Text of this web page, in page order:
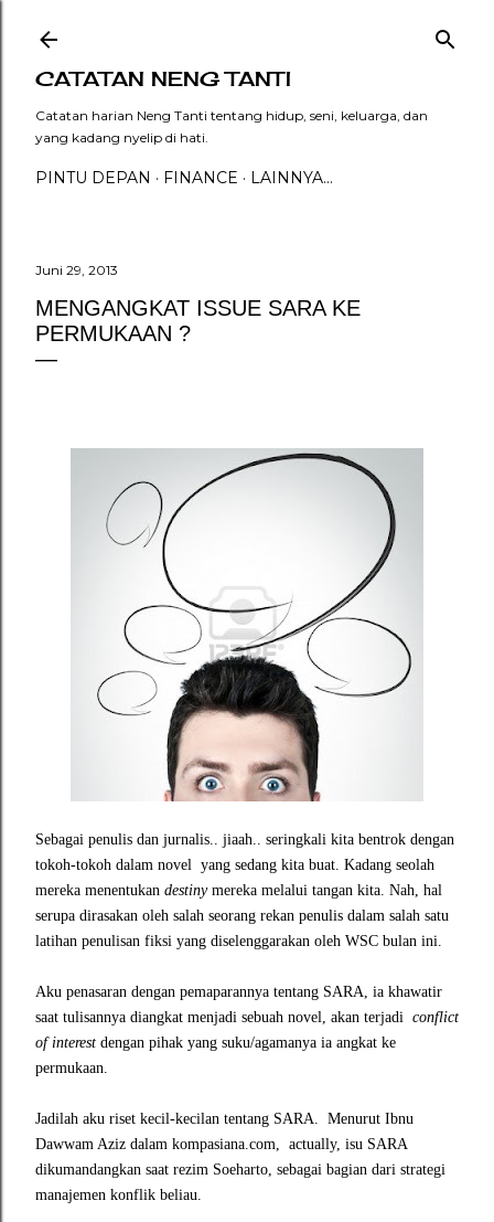
CATATAN NENG TANTI
Catatan harian Neng Tanti tentang hidup, seni, keluarga, dan
yang kadang nyelip di hati.
PINTU DEPAN FINANCE LAINNYA…
Juni 29, 2013
MENGANGKAT ISSUE SARA KE
PERMUKAAN ?
Sebagai penulis dan jurnalis.. jiaah.. seringkali kita bentrok dengan
tokoh-tokoh dalam novel yang sedang kita buat. Kadang seolah
mereka menentukan destiny mereka melalui tangan kita. Nah, hal
serupa dirasakan oleh salah seorang rekan penulis dalam salah satu
latihan penulisan fiksi yang diselenggarakan oleh WSC bulan ini.
Aku penasaran dengan pemaparannya tentang SARA, ia khawatir
saat tulisannya diangkat menjadi sebuah novel, akan terjadi conflict
of interest dengan pihak yang suku/agamanya ia angkat ke
permukaan.
Jadilah aku riset kecil-kecilan tentang SARA. Menurut Ibnu
Dawwam Aziz dalam kompasiana.com, actually, isu SARA
dikumandangkan saat rezim Soeharto, sebagai bagian dari strategi
manajemen konflik beliau.